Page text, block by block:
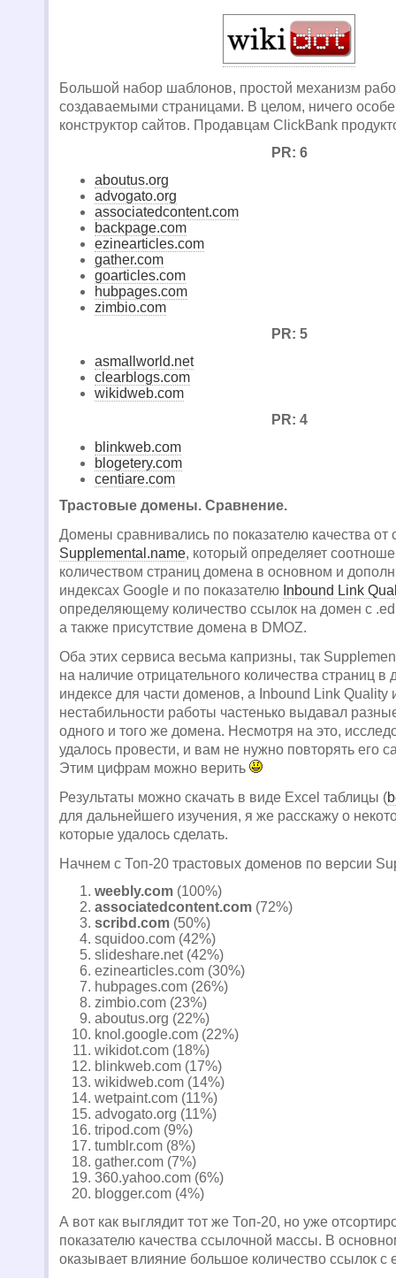
Большой набор шаблонов, простой механизм
создаваемыми страницами. В целом, ничего
конструктор сайтов. Продавцам ClickBank
PR: 6
aboutus.org
advogato.org
associatedcontent.com
backpage.com
ezinearticles.com
gather.com
goarticles.com
hubpages.com
zimbio.com
PR: 5
asmallworld.net
clearblogs.com
wikidweb.com
PR: 4
blinkweb.com
blogetery.com
centiare.com
Трастовые домены. Сравнение.
Домены сравнивались по показателю качества от
Supplemental.name, который определяет
количеством страниц домена в основном и
индексах Google и по показателю Inbound Link
определяющему количество ссылок на домен с
а также присутствие домена в DMOZ.
Оба этих сервиса весьма капризны, так
на наличие отрицательного количества страниц в
индексе для части доменов, а Inbound Link Quality
нестабильности работы частенько выдавал
одного и того же домена. Несмотря на это,
удалось провести, и вам не нужно повторять его
Этим цифрам можно верить
Результаты можно скачать в виде Excel таблицы (
для дальнейшего изучения, я же расскажу о
которые удалось сделать.
Начнем с Топ-20 трастовых доменов по версии
weebly.com (100%)
associatedcontent.com (72%)
scribd.com (50%)
squidoo.com (42%)
slideshare.net (42%)
ezinearticles.com (30%)
hubpages.com (26%)
zimbio.com (23%)
aboutus.org (22%)
knol.google.com (22%)
wikidot.com (18%)
blinkweb.com (17%)
wikidweb.com (14%)
wetpaint.com (11%)
advogato.org (11%)
tripod.com (9%)
tumblr.com (8%)
gather.com (7%)
360.yahoo.com (6%)
blogger.com (4%)
А вот как выглядит тот же Топ-20, но уже
показателю качества ссылочной массы. В
оказывает влияние большое количество ссылок с